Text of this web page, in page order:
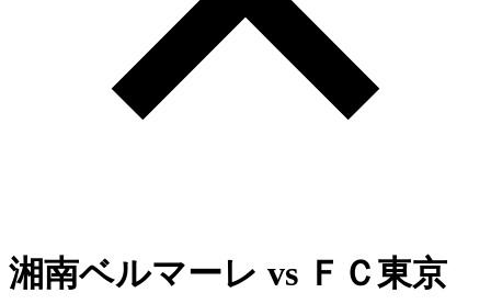
湘南ベルマーレ vs ＦＣ東京